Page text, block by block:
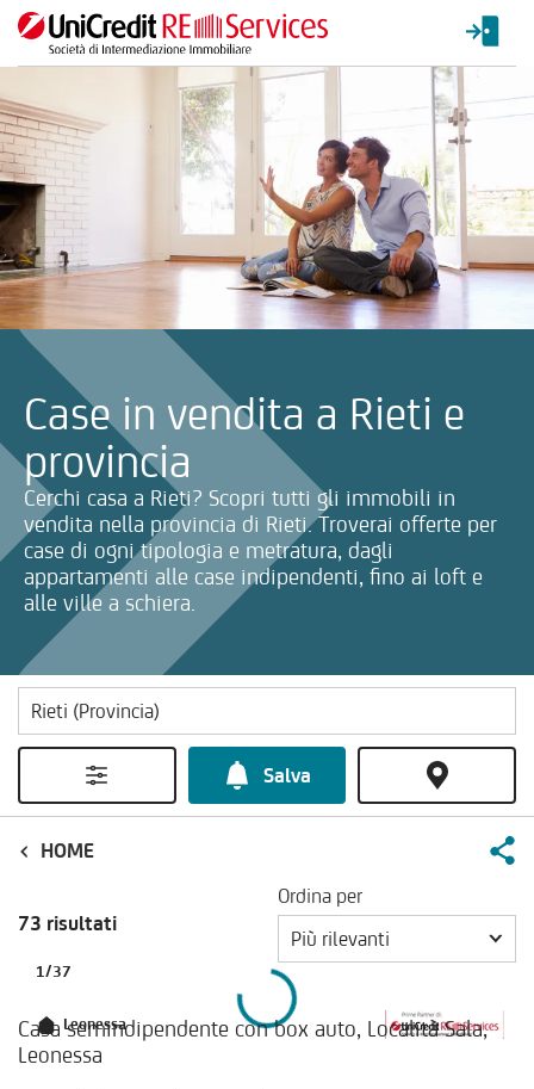
Case in vendita a Rieti e
provincia
Cerchi casa a Rieti? Scopri tutti gli immobili in
vendita nella provincia di Rieti. Troverai offerte per
case di ogni tipologia e metratura, dagli
appartamenti alle case indipendenti, fino ai loft e
alle ville a schiera.
La ricerca verrà inviata automaticamente alla selezione delle
Salva
HOME
73 risultati
Ordina per
Più rilevanti
Leonessa
1/37
Casa semindipendente con box auto, Località Sala,
Leonessa